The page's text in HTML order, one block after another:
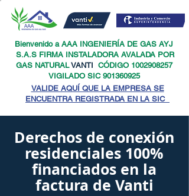
Bienvenido a AAA INGENIERÍA DE GAS AYJ
S.A.S FIRMA INSTALADORA AVALADA POR
GAS NATURAL VANTI CÓDIGO 1002908257
VIGILADO SIC 901360925
VALIDE AQUÍ QUE LA EMPRESA SE
ENCUENTRA REGISTRADA EN LA SIC
Derechos de conexión
residenciales 100%
financiados en la
factura de Vanti